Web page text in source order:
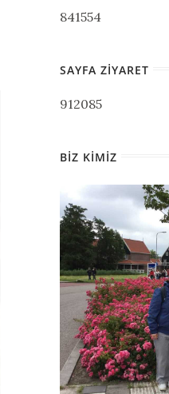
841554
SAYFA ZIYARET
912085
BIZ KIMIZ